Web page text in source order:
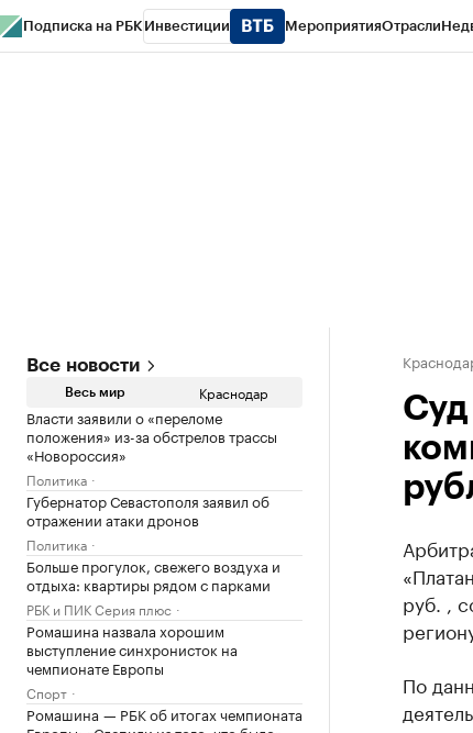
Подписка на РБК Инвестиции МероприятияОтрасли
Все новости
Весь мир Краснодар
Власти заявили о «переломе
положения» из-за обстрелов трассы
«Новороссия»
Политика
Губернатор Севастополя заявил об
отражении атаки дронов
Политика
Больше прогулок, свежего воздуха и
отдыха: квартиры рядом с парками
РБК и ПИК Серия плюс
Ромашина назвала хорошим
выступление синхронисток на
чемпионате Европы
Спорт
Ромашина — РБК об итогах чемпионата
руб. ,
По